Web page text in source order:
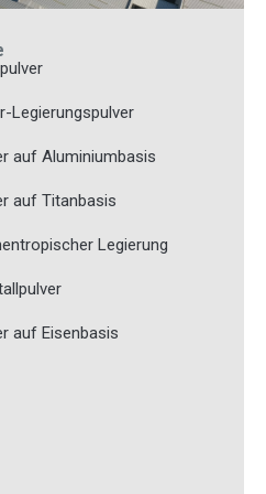
Legierungspulver
auf Aluminiumbasis
auf Titanbasis
Legierung
auf Eisenbasis